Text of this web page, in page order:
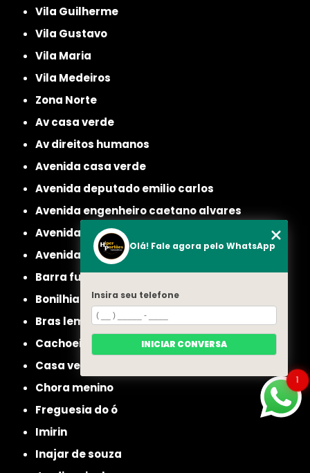
Vila Guilherme
Vila Gustavo
Vila Maria
Vila Medeiros
Zona Norte
av casa verde
av direitos humanos
avenida casa verde
avenida deputado emilio carlos
avenida engenheiro caetano alvares
avenida imirin
avenida inajar de souza
barra funda
bonilhia
bras leme
cachoeirinha
casa verde
chora menino
freguesia do ó
imirin
inajar de souza
1
Olá! Fale agora pelo WhatsApp
Insira seu telefone
INICIAR CONVERSA